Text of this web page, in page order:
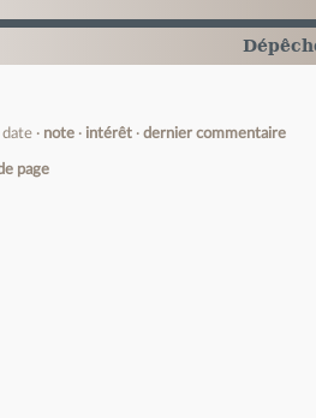
date note intérêt dernier commentaire
page